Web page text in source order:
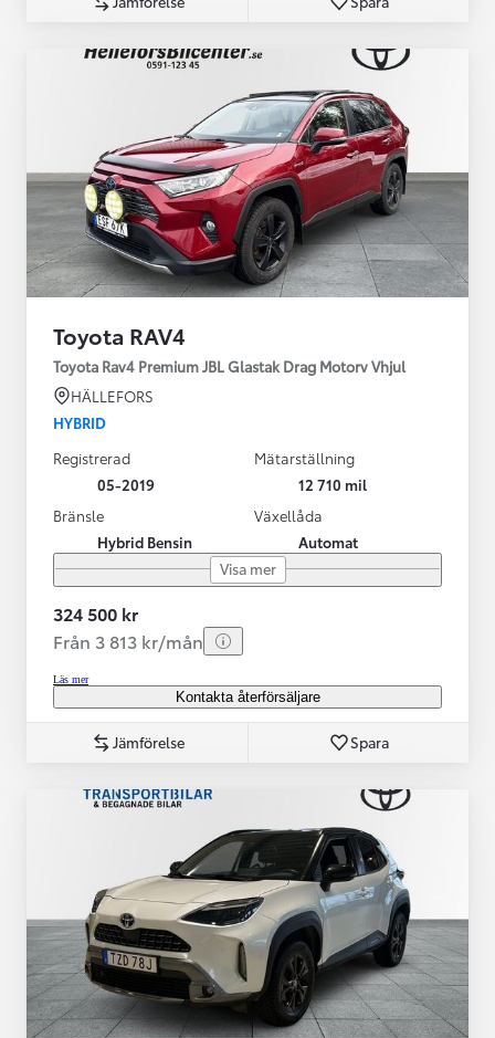
Toyota RAV4
Toyota Rav4 Premium JBL Glastak Drag Motorv Vhjul
HÄLLEFORS
HYBRID
Registrerad
05-2019
Mätarställning
12 710 mil
Bränsle
Hybrid Bensin
Växellåda
Automat
Visa mer
324 500 kr
Från 3 813 kr/mån
Läs mer
Kontakta återförsäljare
Jämförelse Spara